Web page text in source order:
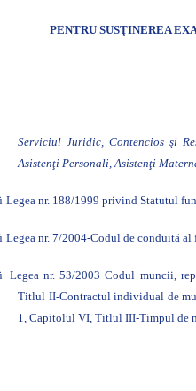
PENTRU SUSŢINEREA
Serviciul Juridic, Contencios şi
Asistenţi Personali, Asistenţi
Legea nr. 188/1999 privind Statutul
Legea nr. 7/2004-Codul de conduită
Legea nr. 53/2003 Codul muncii,
Titlul II-Contractul individual de
1, Capitolul VI, Titlul III-Timpul de